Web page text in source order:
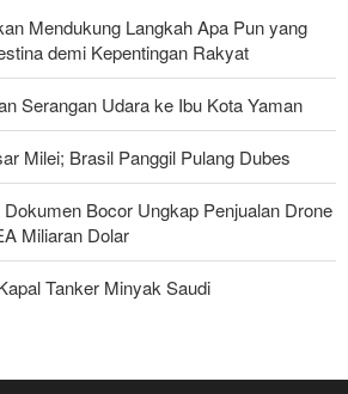
Mendukung Langkah Apa Pun yang
demi Kepentingan Rakyat
Serangan Udara ke Ibu Kota Yaman
Milei; Brasil Panggil Pulang Dubes
Bocor Ungkap Penjualan Drone
Miliaran Dolar
Tanker Minyak Saudi